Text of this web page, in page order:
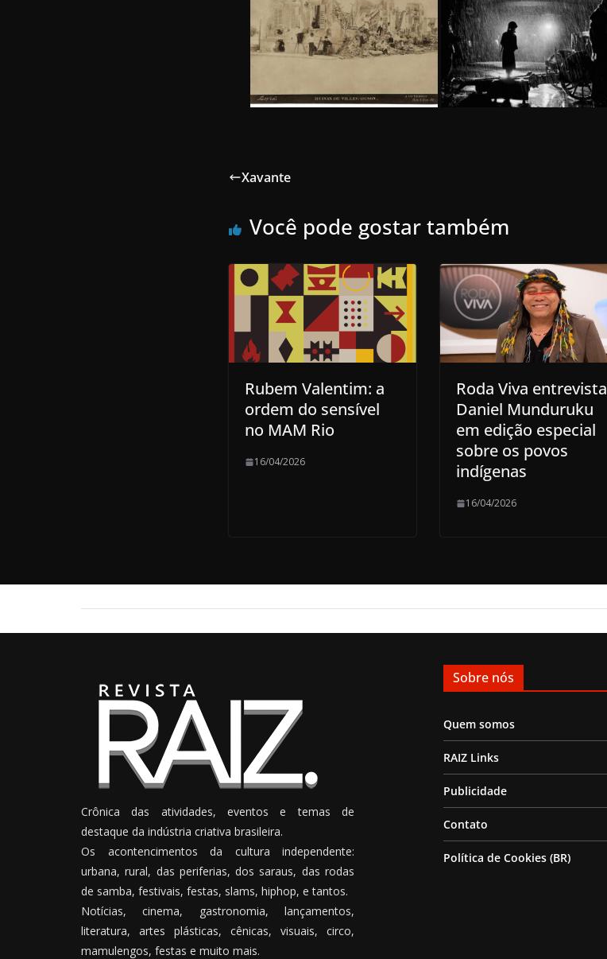
Xavante
Você pode gostar também
Rubem Valentim: a
ordem do sensível
no MAM Rio
16/04/2026
Roda Viva entrevista
Daniel Munduruku
em edição especial
sobre os povos
indígenas
16/04/2026
Crônica das atividades, eventos e temas de
destaque da indústria criativa brasileira.
Os acontencimentos da cultura independente:
urbana, rural, das periferias, dos saraus, das rodas
de samba, festivais, festas, slams, hiphop, e tantos.
Notícias, cinema, gastronomia, lançamentos,
literatura, artes plásticas, cênicas, visuais, circo,
mamulengos, festas e muito mais.
Sobre nós
Quem somos
RAIZ Links
Publicidade
Contato
Política de Cookies (BR)